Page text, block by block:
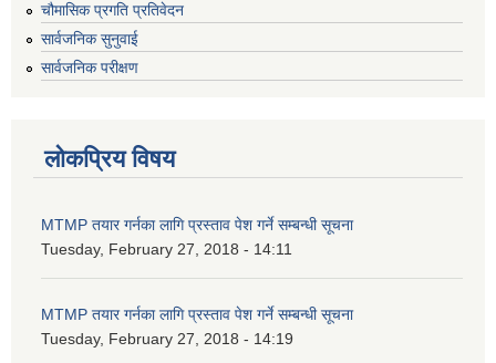
चौमासिक प्रगति प्रतिवेदन
सार्वजनिक सुनुवाई
सार्वजनिक परीक्षण
लोकप्रिय विषय
MTMP तयार गर्नका लागि प्रस्ताव पेश गर्ने सम्बन्धी सूचना
Tuesday, February 27, 2018 - 14:11
MTMP तयार गर्नका लागि प्रस्ताव पेश गर्ने सम्बन्धी सूचना
Tuesday, February 27, 2018 - 14:19